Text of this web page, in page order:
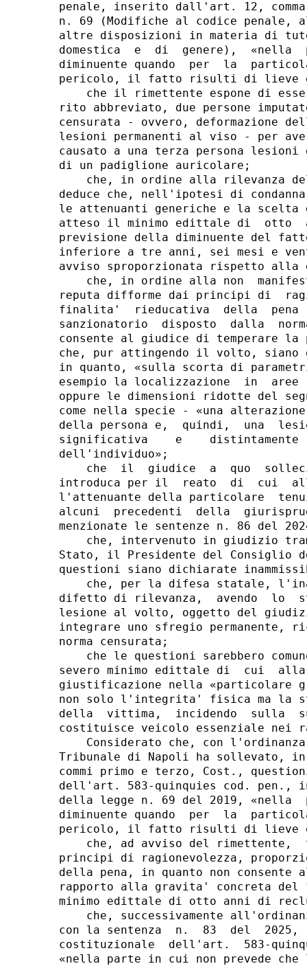
penale, inserito dall'art. 12,
n. 69 (Modifiche al codice penale,
altre disposizioni in materia di
domestica  e  di  genere),  «nella
diminuente quando  per  la
pericolo, il fatto risulti di lieve
che il rimettente espone di
rito abbreviato, due persone
censurata - ovvero, deformazione
lesioni permanenti al viso - per
causato a una terza persona
di un padiglione auricolare;
che, in ordine alla rilevanza
deduce che, nell'ipotesi di
le attenuanti generiche e la
atteso il minimo edittale di  otto
previsione della diminuente del
inferiore a tre anni, sei mesi e
avviso sproporzionata rispetto
che, in ordine alla non
reputa difforme dai principi di
finalita'  rieducativa  della
sanzionatorio  disposto  dalla
consente al giudice di temperare la
che, pur attingendo il volto,
in quanto, «sulla scorta di
esempio la localizzazione  in
oppure le dimensioni ridotte del
come nella specie - «una
della persona e,  quindi,  una
significativa    e
dell'individuo»;
che  il  giudice  a  quo
introduca per il  reato  di  cui
l'attenuante della particolare
alcuni  precedenti  della
menzionate le sentenze n. 86 del
che, intervenuto in giudizio
Stato, il Presidente del Consiglio
questioni siano dichiarate
che, per la difesa statale,
difetto di rilevanza,  avendo  lo
lesione al volto, oggetto del
integrare uno sfregio permanente,
norma censurata;
che le questioni sarebbero
severo minimo edittale di  cui  alla
giustificazione nella «particolare
non solo l'integrita' fisica ma la
della  vittima,  incidendo  sulla
costituisce veicolo essenziale nei
Considerato che, con
Tribunale di Napoli ha
commi primo e terzo, Cost.,
dell'art. 583-quinquies cod. pen.,
della legge n. 69 del 2019, «nella
diminuente quando  per  la
pericolo, il fatto risulti di lieve
che, ad avviso del rimettente,
principi di ragionevolezza,
della pena, in quanto non
rapporto alla gravita' concreta
minimo edittale di otto anni di
che, successivamente
con la sentenza  n.  83  del
costituzionale  dell'art.  583-
«nella parte in cui non prevede